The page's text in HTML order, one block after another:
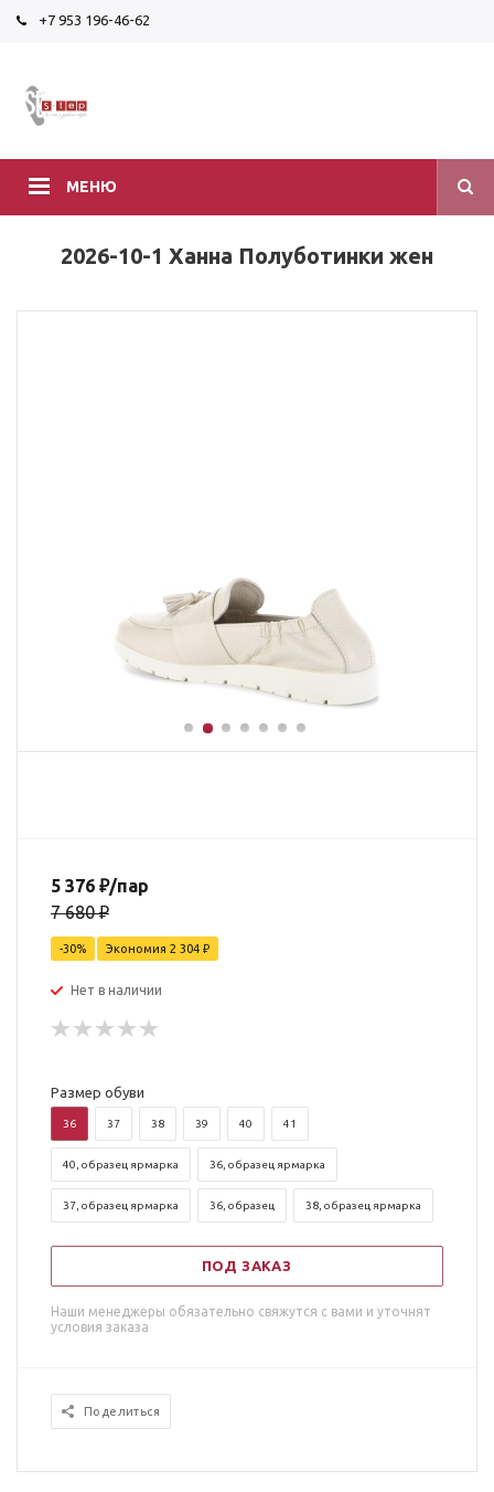
+7 953 196-46-62
МЕНЮ
2026-10-1 Ханна Полуботинки жен
5 376 ₽/пар
7 680₽
-30% Экономия 2 304 ₽
Нет в наличии
Размер обуви
36 37 38 39 40 41
40, образец ярмарка 36, образец ярмарка
37, образец ярмарка 36, образец 38, образец ярмарка
ПОД ЗАКАЗ
Наши менеджеры обязательно свяжутся с вами и уточнят
условия заказа
Поделиться